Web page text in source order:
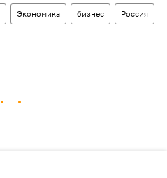
Экономика бизнес Россия